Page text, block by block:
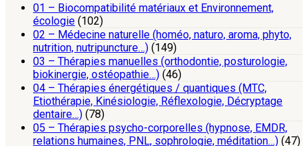
01 – Biocompatibilité matériaux et Environnement,
écologie (102)
02 – Médecine naturelle (homéo, naturo, aroma, phyto,
nutrition, nutripuncture…) (149)
03 – Thérapies manuelles (orthodontie, posturologie,
biokinergie, ostéopathie…) (46)
04 – Thérapies énergétiques / quantiques (MTC,
Etiothérapie, Kinésiologie, Réflexologie, Décryptage
dentaire…) (78)
05 – Thérapies psycho-corporelles (hypnose, EMDR,
relations humaines, PNL, sophrologie, méditation…) (47)